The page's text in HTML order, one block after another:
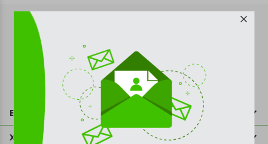
Εγγραφή στο newsletter
Επικοινωνία
211 2000 700
Χρήσιμες πληροφορίες